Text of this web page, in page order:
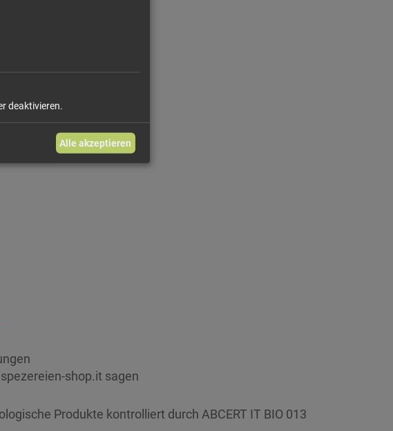
shop.it sagen
Produkte kontrolliert durch ABCERT IT BIO 013
deaktivieren.
Alle akzeptieren